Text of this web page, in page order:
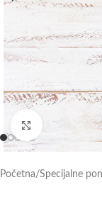
Kliknite da
Početna/Specijalne